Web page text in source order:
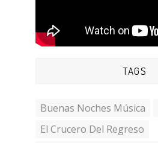
TAGS
Buenas Noches Música
El Crucero Del Regreso